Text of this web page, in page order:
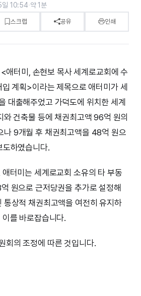
10:54·약 1분
스크랩 공유 인쇄
애터미, 손현보 목사 세계로교회에 수
계획>이라는 제목으로 애터미가 세
대출해주었고 가덕도에 위치한 세계
와 건축물 등에 채권최고액 96억 원의
나 9개월 후 채권최고액을 48억 원으
하였습니다.
터미는 세계로교회 소유의 타 부동
원으로 근저당권을 추가로 설정해
통상적 채권최고액을 여전히 유지하
를 바로잡습니다.
회의 조정에 따른 것입니다.